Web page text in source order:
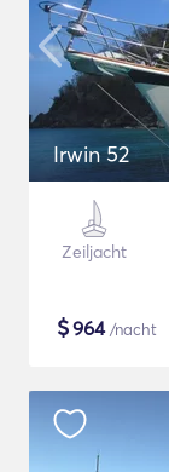
Irwin 52
Zeiljacht
$964/nacht